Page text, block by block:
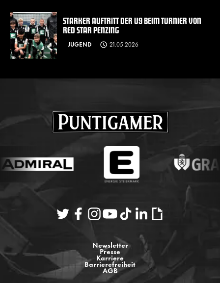
STARKER AUFTRITT DER U9 BEIM TURNIER VON
RED STAR PENZING
JUGEND 21.05.2026
Newsletter
Presse
Karriere
Barrierefreiheit
AGB